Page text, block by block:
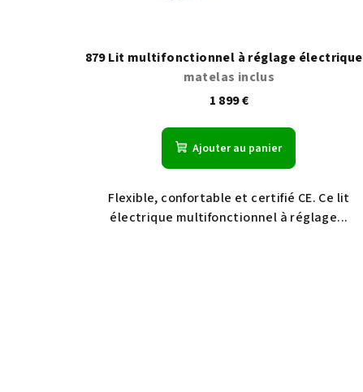
879 Lit multifonctionnel à réglage électrique
matelas inclus
1 899 €
Ajouter au panier
Flexible, confortable et certifié CE. Ce lit
électrique multifonctionnel à réglage...